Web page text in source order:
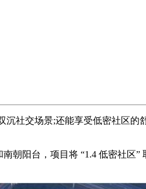
交场景;还能享受低密社区的
台，项目将 “1.4 低密社区”